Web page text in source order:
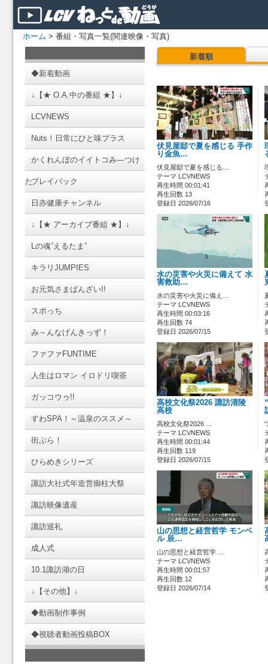
ホーム > 番組・写真一覧(関連映像・写真)
◆新着動画
↓【★ O.A.中の番組 ★】↓
LCVNEWS
Nuts！日常にひと味プラス
かくれんぼのイイトコみ―つけ
たプレイバック
日赤健康チャンネル
↓【★ アーカイブ番組 ★】↓
Lの魂”えるたま”
キラリJUMPIES
お元気さまばんざい!!
スポっち
み～んなげんきっず！
ファファFUNTIME
人生はロマン イロドリ喫茶
ガッコウゥ!!
すわSPA！～温泉のススメ～
街ぶら！
ひらめきシリーズ
諏訪大社式年造営御柱大祭
諏訪映像遺産
諏訪巡礼
成人式
10.1諏訪湖の日
↓【その他】↓
◆動画制作事例
◆視聴者動画投稿BOX
新着順
伏見屋邸で夏を感じる 手作
り金魚…
伏見屋邸で夏を感じる…
テーマ LCVNEWS
再生時間 00:01:41
再生回数 13
登録日 2026/07/16
水の災害や火災に備えて 水
害救助…
水の災害や火災に備え…
テーマ LCVNEWS
再生時間 00:03:16
再生回数 74
登録日 2026/07/15
高校文化祭2026 諏訪清陵
高校
高校文化祭2026 …
テーマ LCVNEWS
再生時間 00:01:44
再生回数 119
登録日 2026/07/15
山の思想と経営哲学 モンベ
ル 辰…
山の思想と経営哲学 …
テーマ LCVNEWS
再生時間 00:01:57
再生回数 12
登録日 2026/07/14